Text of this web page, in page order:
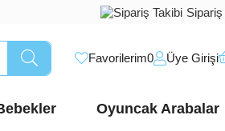
Sipariş
Favorilerim0 Üye Girişi
Oyuncak Arabalar